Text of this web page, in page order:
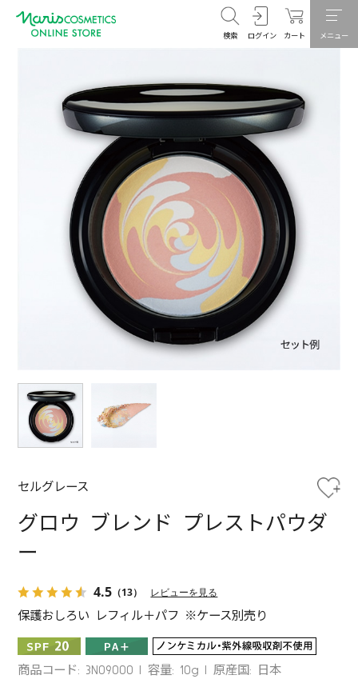
検索 ログイン カート メニュー
セルグレース
グロウ ブレンド プレストパウダ
ー
4.5 （13） レビューを見る
保護おしろい レフィル＋パフ ※ケース別売り
商品コード: 3N09000 容量: 10g 原産国: 日本